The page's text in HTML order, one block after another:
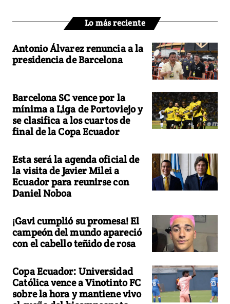
Lo más reciente
Antonio Álvarez renuncia a la
presidencia de Barcelona
Barcelona SC vence por la
mínima a Liga de Portoviejo y
se clasifica a los cuartos de
final de la Copa Ecuador
Esta será la agenda oficial de
la visita de Javier Milei a
Ecuador para reunirse con
Daniel Noboa
¡Gavi cumplió su promesa! El
campeón del mundo apareció
con el cabello teñido de rosa
Copa Ecuador: Universidad
Católica vence a Vinotinto FC
sobre la hora y mantiene vivo